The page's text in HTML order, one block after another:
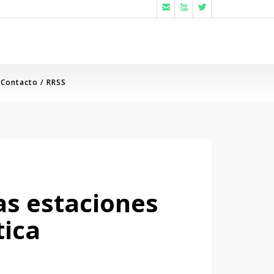
  
Contacto / RRSS
estaciones